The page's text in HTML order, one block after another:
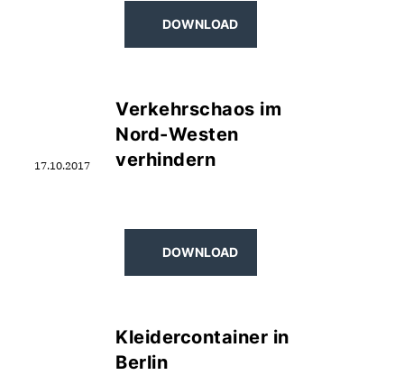
DOWNLOAD
17.10.2017
Verkehrschaos im
Nord-Westen
verhindern
DOWNLOAD
Kleidercontainer in
Berlin